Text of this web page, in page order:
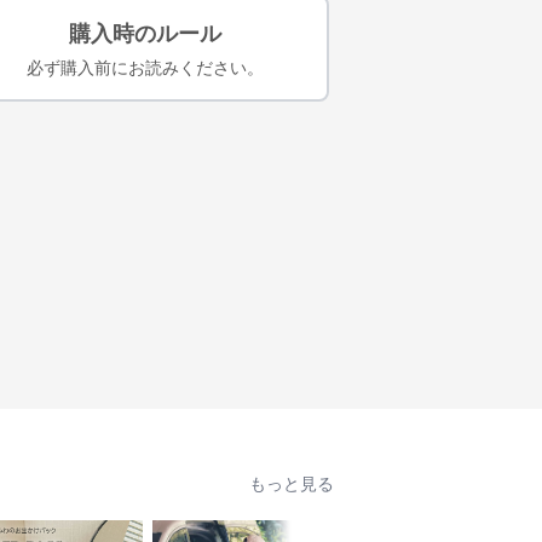
購入時のルール
必ず購入前にお読みください。
もっと見る